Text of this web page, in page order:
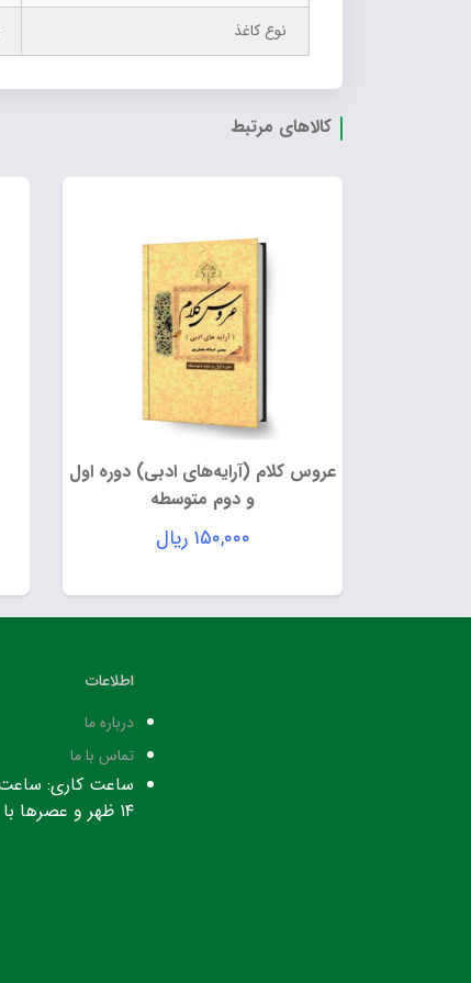
نوع کاغذ
کالاهای مرتبط
عروس کلام (آرایه‌های ادبی) دوره اول
و دوم متوسطه
۱۵۰,۰۰۰ ریال
اطلاعات
درباره ما
تماس با ما
۱۴ ظهر و عصرها با هماهنگی قبلی